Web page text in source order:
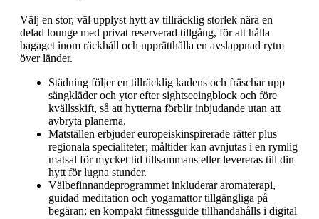
Välj en stor, väl upplyst hytt av tillräcklig storlek nära en
delad lounge med privat reserverad tillgång, för att hålla
bagaget inom räckhåll och upprätthålla en avslappnad rytm
över länder.
Städning följer en tillräcklig kadens och fräschar upp
sängkläder och ytor efter sightseeingblock och före
kvällsskift, så att hytterna förblir inbjudande utan att
avbryta planerna.
Matställen erbjuder europeiskinspirerade rätter plus
regionala specialiteter; måltider kan avnjutas i en rymlig
matsal för mycket tid tillsammans eller levereras till din
hytt för lugna stunder.
Välbefinnandeprogrammet inkluderar aromaterapi,
guidad meditation och yogamattor tillgängliga på
begäran; en kompakt fitnessguide tillhandahålls i digital